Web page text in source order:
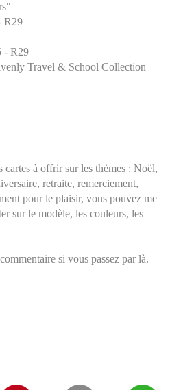
R29
- R29
Travel & School Collection
cartes à offrir sur les thèmes : Noël,
retraite, remerciement,
pour le plaisir, vous pouvez me
sur le modèle, les couleurs, les
si vous passez par là.